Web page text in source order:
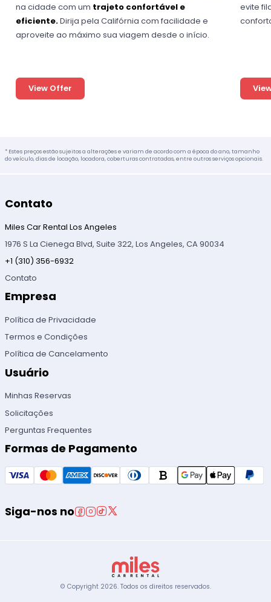
na cidade com um trajeto confortável e
eficiente.Dirija pela Califórnia com facilidade e
aproveite ao máximo sua viagem desde o início.
View Offer
evite
* Estes preços estão sujeitos a alterações e variam de acordo com a época do ano, tamanho
do veículo, dias de locação, locadora, coberturas contratadas, entre outros serviços opcionais.
Contato
Miles Car Rental Los Angeles
1976 S La Cienega Blvd, Suite 322, Los Angeles, CA 90034
+1 (310) 356-6932
Contato
Empresa
Política de Privacidade
Termos e Condições
Política de Cancelamento
Usuário
Minhas Reservas
Solicitações
Perguntas Frequentes
Formas de Pagamento
Siga-nos no
© Copyright 2026. Todos os direitos reservados.